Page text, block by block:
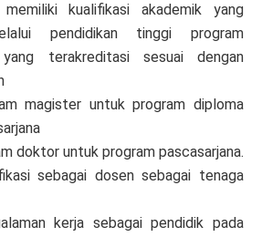
kualifikasi akademik yang
pendidikan tinggi program
yang terakreditasi sesuai dengan
magister untuk program diploma
doktor untuk program pascasarjana.
sebagai dosen sebagai tenaga
kerja sebagai pendidik pada